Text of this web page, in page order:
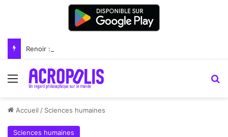
Renoir : la peinture comme un art du lien
Menu
Accueil / Sciences humaines
Sciences humaines